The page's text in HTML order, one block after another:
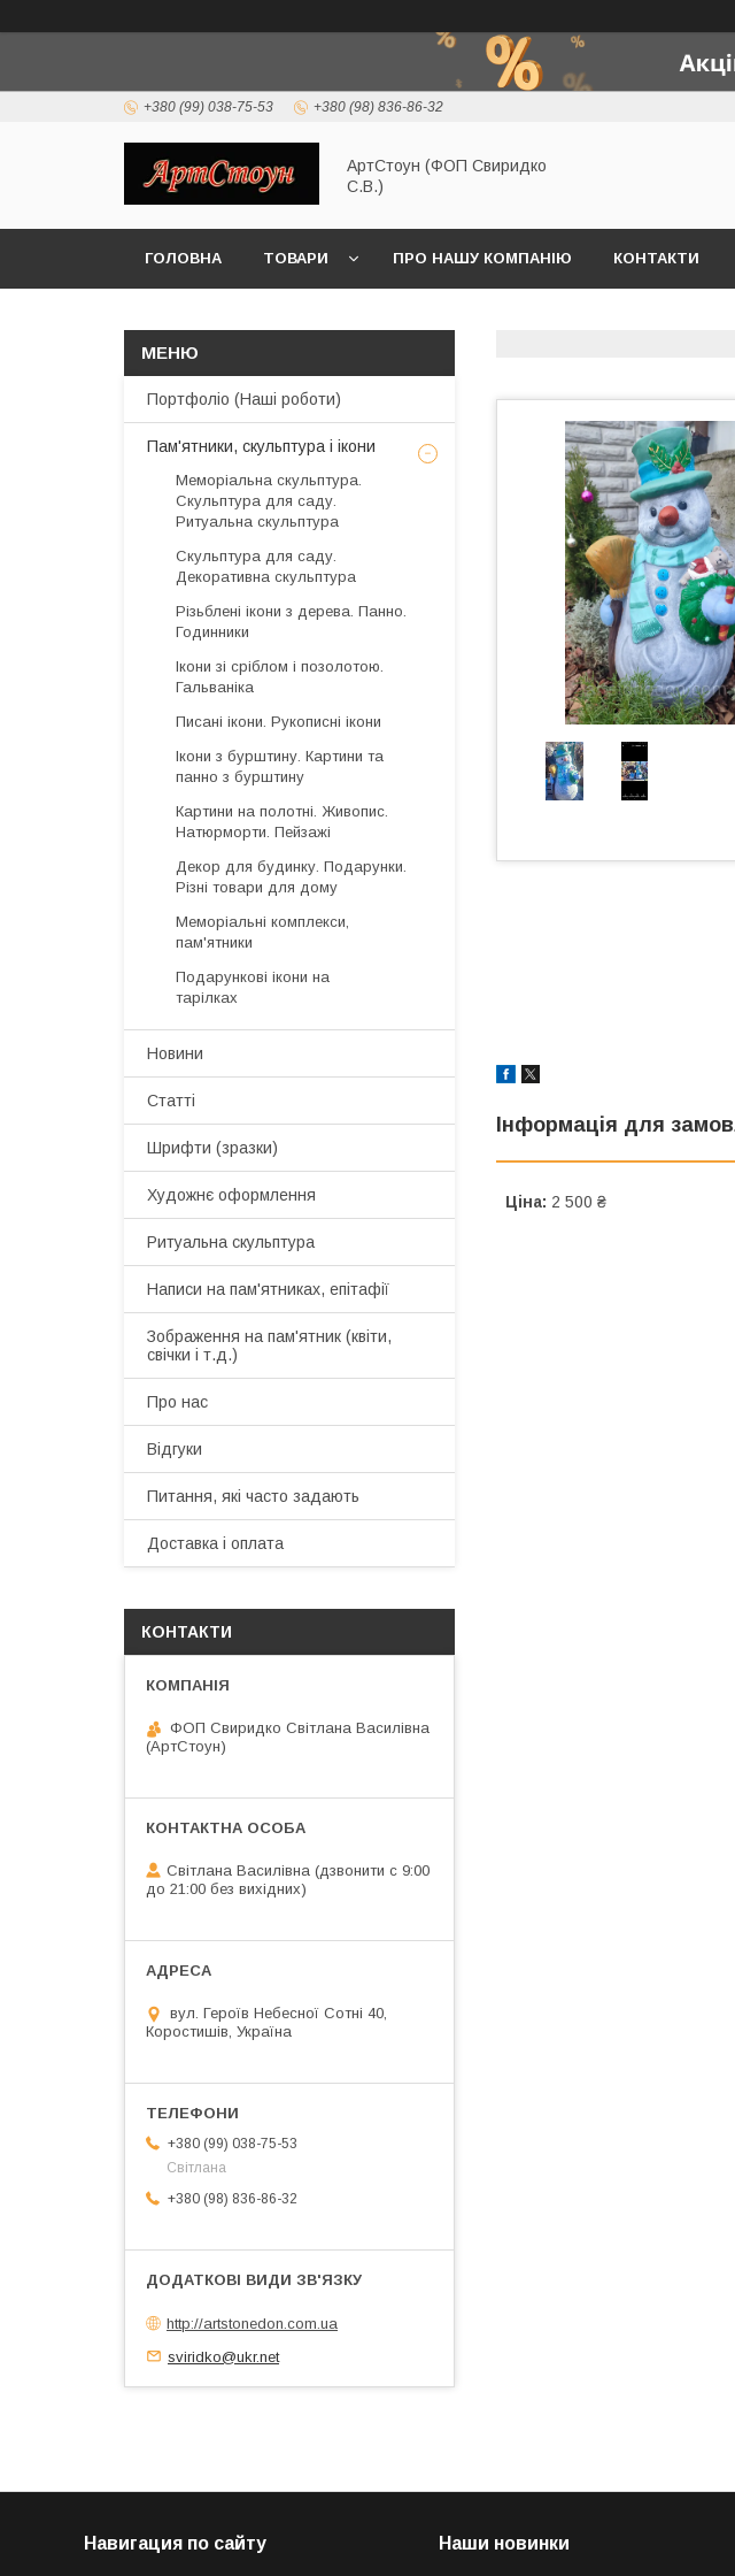
+380 (99) 038-75-53 +380 (98) 836-86-32
АртСтоун (ФОП Свиридко
С.В.)
ГОЛОВНА ТОВАРИ ПРО НАШУ КОМПАНІЮ КОНТАКТИ
Інформація для
Ціна: 2 500 ₴
Портфоліо (Наші роботи)
Пам'ятники, скульптура і ікони
Меморіальна скульптура.
Скульптура для саду.
Ритуальна скульптура
Скульптура для саду.
Декоративна скульптура
Різьблені ікони з дерева. Панно.
Годинники
Ікони зі сріблом і позолотою.
Гальваніка
Писані ікони. Рукописні ікони
Ікони з бурштину. Картини та
панно з бурштину
Картини на полотні. Живопис.
Натюрморти. Пейзажі
Декор для будинку. Подарунки.
Різні товари для дому
Меморіальні комплекси,
пам'ятники
Подарункові ікони на
тарілках
Новини
Статті
Шрифти (зразки)
Художнє оформлення
Ритуальна скульптура
Написи на пам'ятниках, епітафії
Зображення на пам'ятник (квіти,
свічки і т.д.)
Про нас
Відгуки
Питання, які часто задають
Доставка і оплата
КОНТАКТИ
ФОП Свиридко Світлана Василівна
(АртСтоун)
Світлана Василівна (дзвонити с 9:00
до 21:00 без вихідних)
вул. Героїв Небесної Сотні 40,
Коростишів, Україна
+380 (99) 038-75-53
Світлана
+380 (98) 836-86-32
http://artstonedon.com.ua
sviridko@ukr.net
Навигация по сайту Наши новинки